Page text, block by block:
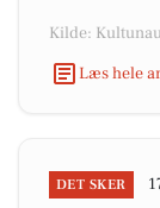
Kilde:
Læs hele
DET SKER